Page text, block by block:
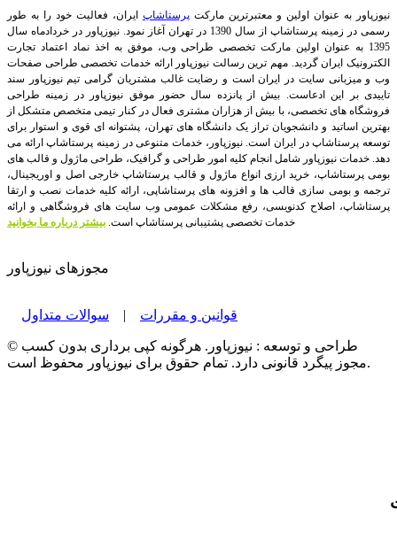
نیوزپاور به عنوان اولین و معتبرترین مارکت پرستاشاپ ایران، فعالیت خود را به طور
رسمی در زمینه پرستاشاپ از سال 1390 در تهران آغاز نمود. نیوزپاور در خردادماه سال
1395 به عنوان اولین مارکت تخصصی طراحی وب، موفق به اخذ نماد اعتماد تجارت
الکترونیک ایران گردید. مهم ترین رسالت نیوزپاور ارائه خدمات تخصصی طراحی صفحات
وب و میزبانی سایت در ایران است و رضایت غالب مشتریان گرامی تیم نیوزپاور سند
تاییدی بر این ادعاست. بیش از پانزده سال حضور موفق نیوزپاور در زمینه طراحی
فروشگاه های تخصصی، با بیش از هزاران مشتری فعال در کنار تیمی متخصص متشکل از
بهترین اساتید و دانشجویان تراز یک دانشگاه های تهران، پشتوانه ای قوی و استوار برای
توسعه پرستاشاپ در ایران است.نیوزپاور، خدمات متنوعی در زمینه پرستاشاپ ارائه می
دهد. خدمات نیوزپاور شامل انجام کلیه امور طراحی و گرافیک، طراحی ماژول و قالب های
بومی پرستاشاپ، خرید ارزی انواع ماژول و قالب پرستاشاپ خارجی اصل و اوریجینال،
ترجمه و بومی سازی قالب ها و افزونه های پرستاشاپی، ارائه کلیه خدمات نصب و ارتقا
پرستاشاپ، اصلاح کدنویسی، رفع مشکلات عمومی وب سایت های فروشگاهی و ارائه
خدمات تخصصی پشتیبانی پرستاشاپ است. بیشتر درباره ما بخوانید
مجوزهای نیوزپاور
قوانین و مقررات | سوالات متداول
© طراحی و توسعه : نیوزپاور. هرگونه کپی برداری بدون کسب
مجوز پیگرد قانونی دارد. تمام حقوق برای نیوزپاور محفوظ است.